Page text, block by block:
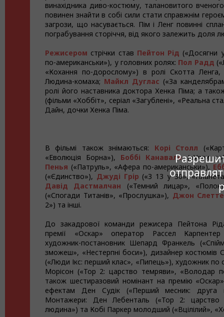
винахідника диво-костюму, талановитого
повинен знайти в собі сили стати справжнім
загрози, що насувається. Пім і Ленг повинні
пограбування сторіччя, від якого залежить доля
Режисером стрічки став Пейтон Рід («Досягни
по-американськи»), у головних ролях: Пол Радд
«Кохання по-дорослому») в ролі Скотта
Людина-комаха; Майкл Дуглас («За
ролі його наставника доктора Хенка Піма; а
(фільми «Хоббіт», серіал «Загублені», «Реальна
Дайн, дочки Хенка Піма.
В фільмі також знімаються: Корі Столл
«Еволюція Борна»),
Боббі Канавале(«Уяви
Пенья («Патруль», «Афера по-американськи»),
(«Єдинство»), Джуді Грір («З 13 у 30»,
Давід Дастмалчан («Темний лицар»,
(«Спогади Титанів», «Прослушка»), Джон
2») та інші.
До закадрової команди режисера Пейтона
премії «Оскар» оператор Рассел Карпентер
художник-постановник Шепард Франкель
зможеш», «Нестерпні боси»), дизайнер
(«Люди Ікс: перший клас», «Пипець»), художник
Морісон («Тор 2: царство темряви», «Володар
також шестиразовий номінант на премію
ефектам Ден Судік («Перший месник: друга
Монтажери: Ден Лебенталь («Тор 2: царство
людина») та Кобі Паркер молодший («Вцілілий»,